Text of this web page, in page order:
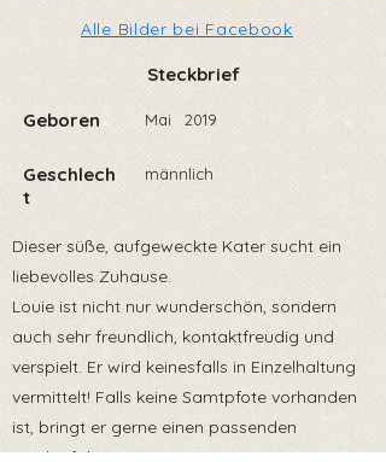
Alle Bilder bei Facebook
Steckbrief
Geboren
Geschlech
t
Mai 2019
männlich
Dieser süße, aufgeweckte Kater sucht ein
liebevolles Zuhause.
Louie ist nicht nur wunderschön, sondern
auch sehr freundlich, kontaktfreudig und
verspielt. Er wird keinesfalls in Einzelhaltung
vermittelt! Falls keine Samtpfote vorhanden
ist, bringt er gerne einen passenden
Spielgefährten mit.